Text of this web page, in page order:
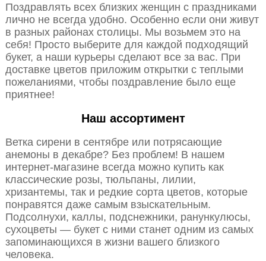
Поздравлять всех близких женщин с праздниками
лично не всегда удобно. Особенно если они живут
в разных районах столицы. Мы возьмем это на
себя! Просто выберите для каждой подходящий
букет, а наши курьеры сделают все за вас. При
доставке цветов приложим открытки с теплыми
пожеланиями, чтобы поздравление было еще
приятнее!
Наш ассортимент
Ветка сирени в сентябре или потрясающие
анемоны в декабре? Без проблем! В нашем
интернет-магазине всегда можно купить как
классические розы, тюльпаны, лилии,
хризантемы, так и редкие сорта цветов, которые
понравятся даже самым взыскательным.
Подсолнухи, каллы, подснежники, ранункулюсы,
сухоцветы — букет с ними станет одним из самых
запоминающихся в жизни вашего близкого
человека.